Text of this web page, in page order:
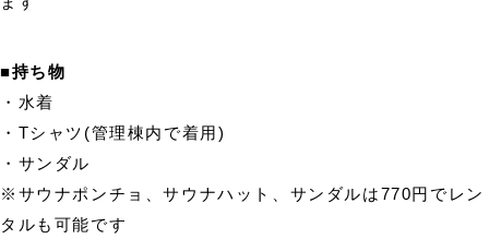
■持ち物
・水着
・Tシャツ(管理棟内で着用)
・サンダル
※サウナポンチョ、サウナハット、サンダルは770円でレン
タルも可能です